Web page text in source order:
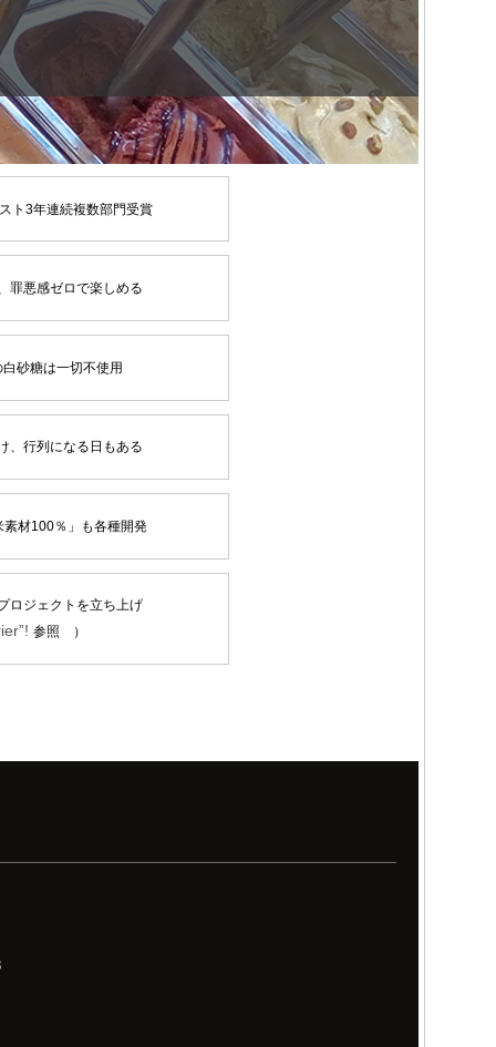
ト3年連続複数部門受賞
罪悪感ゼロで楽しめる
砂糖は一切不使用
、行列になる日もある
材100％」も各種開発
ロジェクトを立ち上げ
参照 ）